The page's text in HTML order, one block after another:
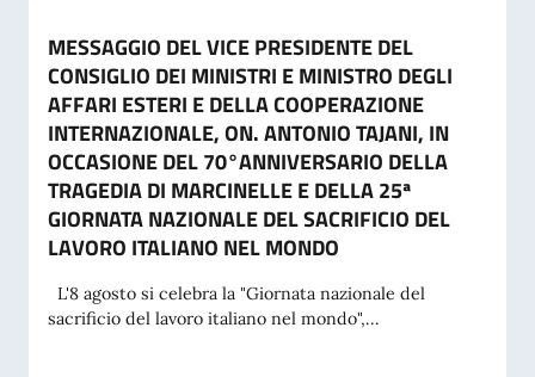
MESSAGGIO DEL VICE PRESIDENTE DEL
CONSIGLIO DEI MINISTRI E MINISTRO DEGLI
AFFARI ESTERI E DELLA COOPERAZIONE
INTERNAZIONALE, ON. ANTONIO TAJANI, IN
OCCASIONE DEL 70°ANNIVERSARIO DELLA
TRAGEDIA DI MARCINELLE E DELLA 25ª
GIORNATA NAZIONALE DEL SACRIFICIO DEL
LAVORO ITALIANO NEL MONDO
L'8 agosto si celebra la "Giornata nazionale del
sacrificio del lavoro italiano nel mondo",...